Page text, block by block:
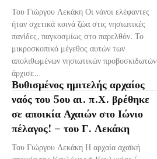
Του Γιώργου Λεκάκη Οι νάνοι ελέφαντες
ήταν σχετικά κοινά ζώα στις νησιωτικές
πανίδες, παγκοσμίως στο παρελθόν. Το
μικροσκοπικό μέγεθος αυτών των
απολιθωμένων νησιωτικών προβοσκιδωτών
άρχισε...
Βυθισμένος ημιτελής αρχαίος
ναός του 5ου αι. π.Χ. βρέθηκε
σε αποικία Αχαιών στο Ιώνιο
πέλαγος! – του Γ. Λεκάκη
Του Γιώργου Λεκάκη Η αρχαία αχαϊκή